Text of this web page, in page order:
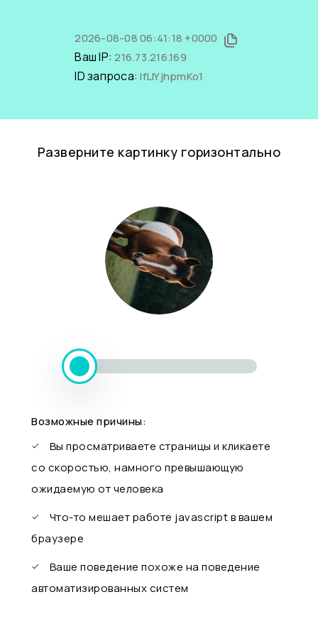
2026-08-08 06:41:18 +0000
Ваш IP:216.73.216.169
ID запроса:IfLIYjhpmKo1
Разверните картинку горизонтально
Возможные причины:
Вы просматриваете страницы и кликаете
со скоростью, намного превышающую
ожидаемую от человека
Что-то мешает работе javascript в вашем
браузере
Ваше поведение похоже на поведение
автоматизированных систем